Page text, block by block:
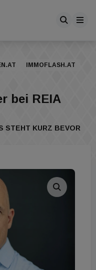
IMMOFLASH.AT
bei REIA
STEHT KURZ BEVOR